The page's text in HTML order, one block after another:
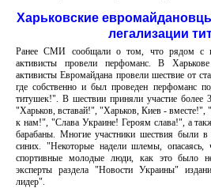
Харьковские
легализации
Ранее СМИ сообщали о том, что рядом с
активисты провели перфоманс. В
активисты Евромайдана провели шествие от
где собственно и был проведен перфоманс
титушек!". В шествии приняли участие более
"Харьков, вставай!", "Харьков, Киев - вместе!",
к нам!", "Слава Украине! Героям слава!", а
барабаны. Многие участники шествия были
синих. "Некоторые надели шлемы, опасаясь,
спортивные молодые люди, как это было
эксперты раздела "Новости Украины"
лидер".